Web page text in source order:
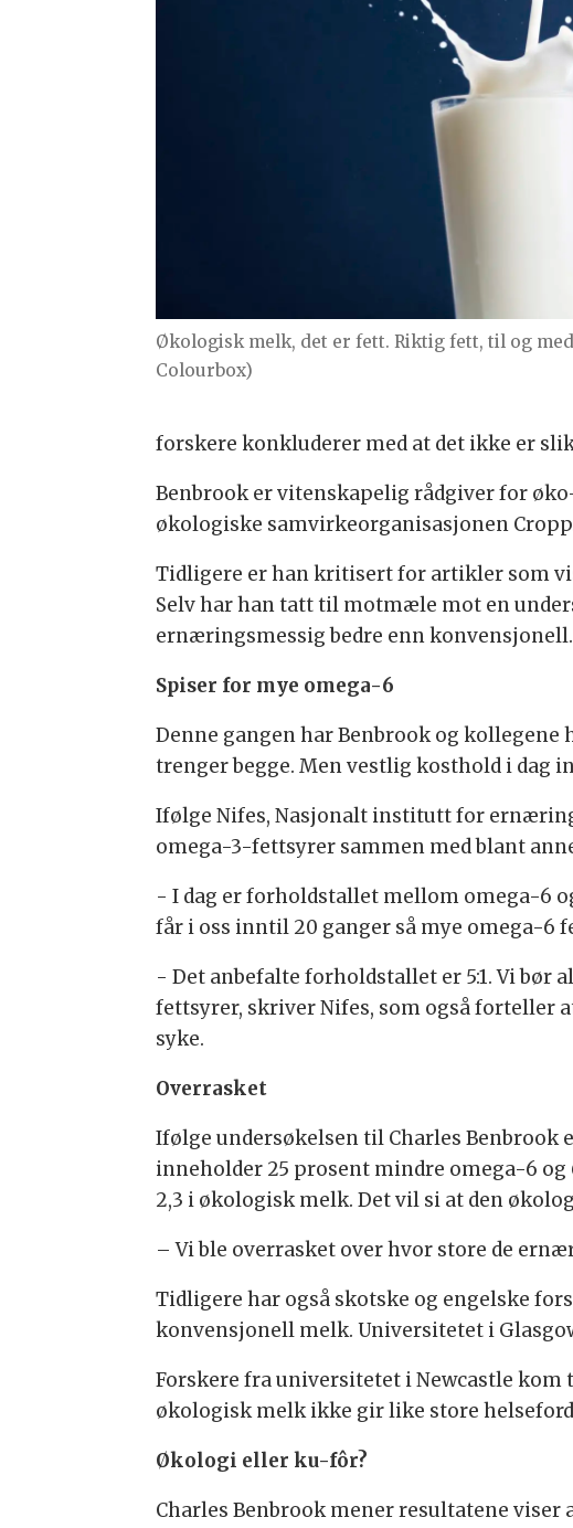
Økologisk melk, det er fett. Riktig fett, til og
Colourbox)
forskere konkluderer med at det ikke er
Benbrook er vitenskapelig rådgiver for
økologiske samvirkeorganisasjonen
Tidligere er han kritisert for artikler som
Selv har han tatt til motmæle mot en
ernæringsmessig bedre enn konvensjonell.
Spiser for mye omega-6
Denne gangen har Benbrook og
trenger begge. Men vestlig kosthold i dag
Ifølge Nifes, Nasjonalt institutt for
omega-3-fettsyrer sammen med blant
- I dag er forholdstallet mellom omega-6
får i oss inntil 20 ganger så mye omega-6
- Det anbefalte forholdstallet er 5:1. Vi bør
fettsyrer, skriver Nifes, som også forteller
syke.
Overrasket
Ifølge undersøkelsen til Charles Benbrook
inneholder 25 prosent mindre omega-6
2,3 i økologisk melk. Det vil si at den
– Vi ble overrasket over hvor store de
Tidligere har også skotske og engelske
konvensjonell melk. Universitetet i
Forskere fra universitetet i Newcastle
økologisk melk ikke gir like store
Økologi eller ku-fôr?
Charles Benbrook mener resultatene